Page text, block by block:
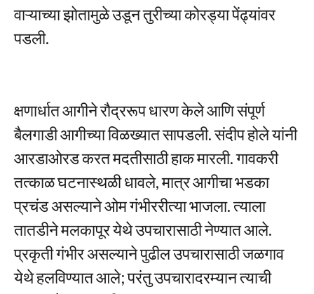
वाऱ्याच्या झोतामुळे उडून तुरीच्या कोरड्या पेंढ्यांवर
पडली.
क्षणार्धात आगीने रौद्ररूप धारण केले आणि संपूर्ण
बैलगाडी आगीच्या विळख्यात सापडली. संदीप होले यांनी
आरडाओरड करत मदतीसाठी हाक मारली. गावकरी
तत्काळ घटनास्थळी धावले, मात्र आगीचा भडका
प्रचंड असल्याने ओम गंभीररीत्या भाजला. त्याला
तातडीने मलकापूर येथे उपचारासाठी नेण्यात आले.
प्रकृती गंभीर असल्याने पुढील उपचारासाठी जळगाव
येथे हलविण्यात आले; परंतु उपचारादरम्यान त्याची